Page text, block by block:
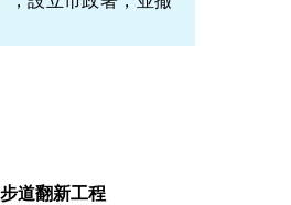
道翻新工程